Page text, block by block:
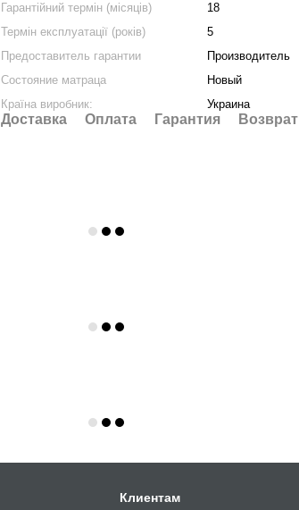
Гарантійний термін (місяців)
18
Термін експлуатації (років)
5
Предоставитель гарантии
Производитель
Состояние матраца
Новый
Країна виробник:
Украина
Доставка Оплата Гарантия Возврат
Клиентам